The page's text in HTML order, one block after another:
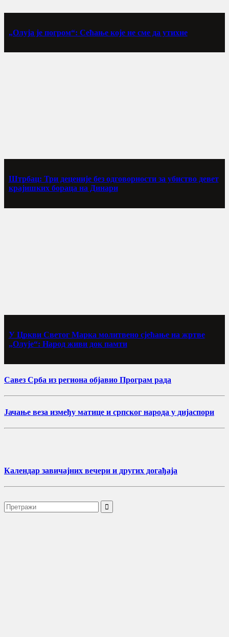
„Олуја је погром“: Сећање које не сме да утихне
Штрбац: Три деценије без одговорности за убиство девет
крајишких бораца на Динари
У Цркви Светог Марка молитвено сјећање на жртве
„Олује“: Народ живи док памти
Савез Срба из региона објавио Програм рада
Јачање веза између матице и српског народа у дијаспори
Календар завичајних вечери и других догађаја